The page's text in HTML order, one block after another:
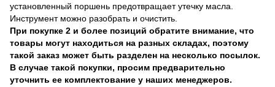
установленный поршень предотвращает утечку масла.
Инструмент можно разобрать и очистить.
При покупке 2 и более позиций обратите внимание, что
товары могут находиться на разных складах, поэтому
такой заказ может быть разделен на несколько посылок.
В случае такой покупки, просим предварительно
уточнить ее комплектование у наших менеджеров.